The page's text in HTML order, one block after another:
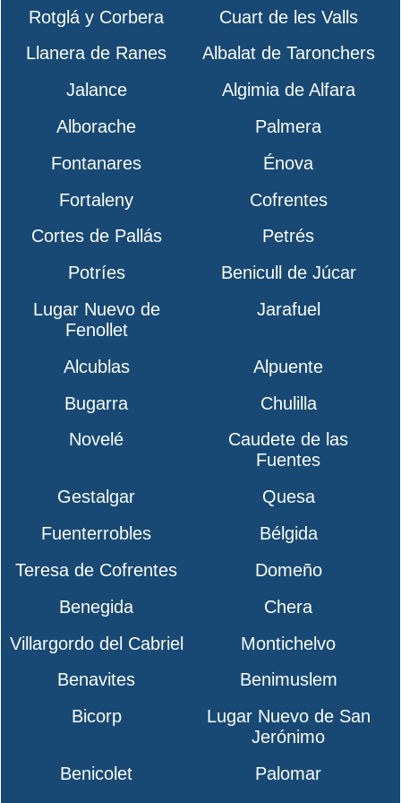
Rotglá y Corbera
Cuart de les Valls
Llanera de Ranes
Albalat de Taronchers
Jalance
Algimia de Alfara
Alborache
Palmera
Fontanares
Énova
Fortaleny
Cofrentes
Cortes de Pallás
Petrés
Potríes
Benicull de Júcar
Lugar Nuevo de
Fenollet
Jarafuel
Alcublas
Alpuente
Bugarra
Chulilla
Novelé
Caudete de las
Fuentes
Gestalgar
Quesa
Fuenterrobles
Bélgida
Teresa de Cofrentes
Domeño
Benegida
Chera
Villargordo del Cabriel
Montichelvo
Benavites
Benimuslem
Bicorp
Lugar Nuevo de San
Jerónimo
Benicolet
Palomar